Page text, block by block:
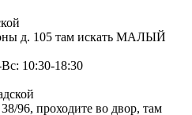
д. 105 там искать МАЛЫЙ
10:30-18:30
96, проходите во двор, там